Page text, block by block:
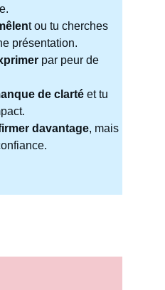
t ou tu cherches
présentation.
par peur de
de clarté et tu
davantage, mais